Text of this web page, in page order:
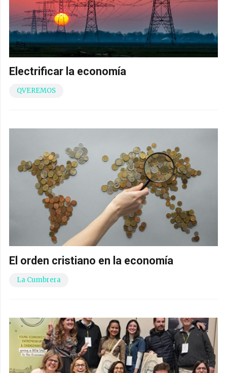
Electrificar la economía
QVEREMOS
El orden cristiano en la economía
La Cumbrera